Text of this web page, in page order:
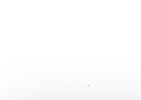
•